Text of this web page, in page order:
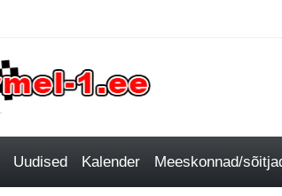
Uudised Kalender Meeskonnad/